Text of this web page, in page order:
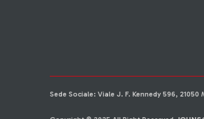
Sede Sociale: Viale J. F. Kennedy 596, 21050